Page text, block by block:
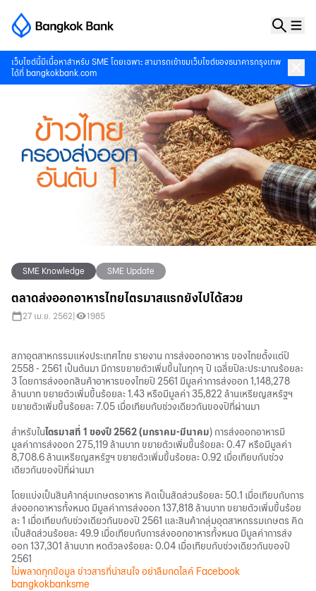
เว็บไซต์นี้มีเนื้อหาสำหรับ SME โดยเฉพาะ สามารถเข้าชมเว็บไซต์ของธนาคารกรุงเทพ
ได้ที่ bangkokbank.com
SME Knowledge SME Update
ตลาดส่งออกอาหารไทยไตรมาสแรกยังไปได้สวย
27 เม.ย. 2562| 1985
สภาอุตสาหกรรมแห่งประเทศไทย รายงาน การส่งออกอาหาร ของไทยตั้งแต่ปี
2558 - 2561 เป็นต้นมา มีการขยายตัวเพิ่มขึ้นในทุกๆ ปี เฉลี่ยปีละประมาณร้อยละ
3 โดยการส่งออกสินค้าอาหารของไทยปี 2561 มีมูลค่าการส่งออก 1,148,278
ล้านบาท ขยายตัวเพิ่มขึ้นร้อยละ 1.43 หรือมีมูลค่า 35,822 ล้านเหรียญสหรัฐฯ
ขยายตัวเพิ่มขึ้นร้อยละ 7.05 เมื่อเทียบกับช่วงเดียวกันของปีที่ผ่านมา
สำหรับในไตรมาสที่ 1 ของปี 2562 (มกราคม-มีนาคม) การส่งออกอาหารมี
มูลค่าการส่งออก 275,119 ล้านบาท ขยายตัวเพิ่มขึ้นร้อยละ 0.47 หรือมีมูลค่า
8,708.6 ล้านเหรียญสหรัฐฯ ขยายตัวเพิ่มขึ้นร้อยละ 0.92 เมื่อเทียบกับช่วง
เดียวกันของปีที่ผ่านมา
โดยแบ่งเป็นสินค้ากลุ่มเกษตรอาหาร คิดเป็นสัดส่วนร้อยละ 50.1 เมื่อเทียบกับการ
ส่งออกอาหารทั้งหมด มีมูลค่าการส่งออก 137,818 ล้านบาท ขยายตัวเพิ่มขึ้นร้อย
ละ 1 เมื่อเทียบกับช่วงเดียวกันของปี 2561 และสินค้ากลุ่มอุตสาหกรรมเกษตร คิด
เป็นสัดส่วนร้อยละ 49.9 เมื่อเทียบกับการส่งออกอาหารทั้งหมด มีมูลค่าการส่ง
ออก 137,301 ล้านบาท หดตัวลงร้อยละ 0.04 เมื่อเทียบกับช่วงเดียวกันของปี
2561
ไม่พลาดทุกข้อมูล ข่าวสารที่น่าสนใจ อย่าลืมกดไลค์ Facebook
bangkokbanksme